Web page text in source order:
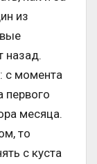
из
назад.
с момента
первого
месяца.
то
с куста